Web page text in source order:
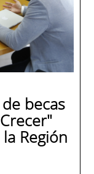
senior de
Unidos
becas
Región